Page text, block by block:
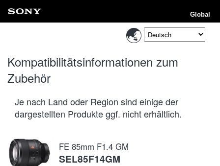
Global
Kompatibilitätsinformationen zum
Zubehör
Je nach Land oder Region sind einige der
dargestellten Produkte ggf. nicht erhältlich.
FE 85mm F1.4 GM
SEL85F14GM